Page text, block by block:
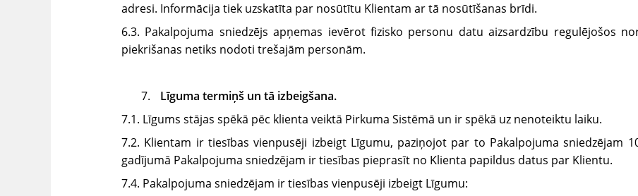
adresi. Informācija tiek uzskatīta par nosūtītu Klientam ar tā nosūtīšanas brīdi.
6.3. Pakalpojuma sniedzējs apņemas ievērot fizisko personu datu aizsardzību regulējošos
piekrišanas netiks nodoti trešajām personām.
Līguma termiņš un tā izbeigšana.
7.1. Līgums stājas spēkā pēc klienta veiktā Pirkuma Sistēmā un ir spēkā uz nenoteiktu laiku.
7.2. Klientam ir tiesības vienpusēji izbeigt Līgumu, paziņojot par to Pakalpojuma sniedzējam
gadījumā Pakalpojuma sniedzējam ir tiesības pieprasīt no Klienta papildus datus par Klientu.
7.4. Pakalpojuma sniedzējam ir tiesības vienpusēji izbeigt Līgumu: